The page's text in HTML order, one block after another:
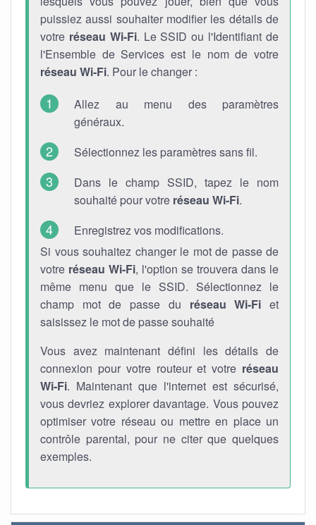
puissiez aussi souhaiter modifier les détails de
votre réseau Wi-Fi. Le SSID ou l'Identifiant de
l'Ensemble de Services est le nom de votre
réseau Wi-Fi. Pour le changer :
Allez au menu des paramètres
généraux.
Sélectionnez les paramètres sans fil.
Dans le champ SSID, tapez le nom
souhaité pour votre réseau Wi-Fi.
Enregistrez vos modifications.
Si vous souhaitez changer le mot de passe de
votre réseau Wi-Fi, l'option se trouvera dans le
même menu que le SSID. Sélectionnez le
champ mot de passe du réseau Wi-Fi et
saisissez le mot de passe souhaité
Vous avez maintenant défini les détails de
connexion pour votre routeur et votre réseau
Wi-Fi. Maintenant que l'internet est sécurisé,
vous devriez explorer davantage. Vous pouvez
optimiser votre réseau ou mettre en place un
contrôle parental, pour ne citer que quelques
exemples.